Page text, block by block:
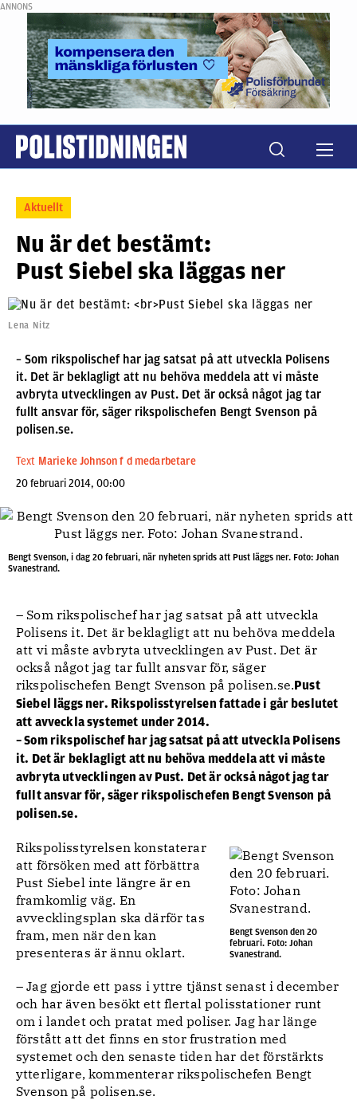
ANNONS
Aktuellt
Nu är det bestämt:
Pust Siebel ska läggas ner
Lena Nitz
– Som rikspolischef har jag satsat på att utveckla Polisens
it. Det är beklagligt att nu behöva meddela att vi måste
avbryta utvecklingen av Pust. Det är också något jag tar
fullt ansvar för, säger rikspolischefen Bengt Svenson på
polisen.se.
Text Marieke Johnson f d medarbetare
20 februari 2014, 00:00
Bengt Svenson, i dag 20 februari, när nyheten sprids att Pust läggs ner. Foto: Johan
Svanestrand.
– Som rikspolischef har jag satsat på att utveckla
Polisens it. Det är beklagligt att nu behöva meddela
att vi måste avbryta utvecklingen av Pust. Det är
också något jag tar fullt ansvar för, säger
rikspolischefen Bengt Svenson på polisen.se.Pust
Siebel läggs ner. Rikspolisstyrelsen fattade i går beslutet
att avveckla systemet under 2014.
– Som rikspolischef har jag satsat på att utveckla Polisens
it. Det är beklagligt att nu behöva meddela att vi måste
avbryta utvecklingen av Pust. Det är också något jag tar
fullt ansvar för, säger rikspolischefen Bengt Svenson på
polisen.se.
Bengt Svenson den 20
februari. Foto: Johan
Svanestrand.
Rikspolisstyrelsen konstaterar
att försöken med att förbättra
Pust Siebel inte längre är en
framkomlig väg. En
avvecklingsplan ska därför tas
fram, men när den kan
presenteras är ännu oklart.
– Jag gjorde ett pass i yttre tjänst senast i december
och har även besökt ett flertal polisstationer runt
om i landet och pratat med poliser. Jag har länge
förstått att det finns en stor frustration med
systemet och den senaste tiden har det förstärkts
ytterligare, kommenterar rikspolischefen Bengt
Svenson på polisen.se.